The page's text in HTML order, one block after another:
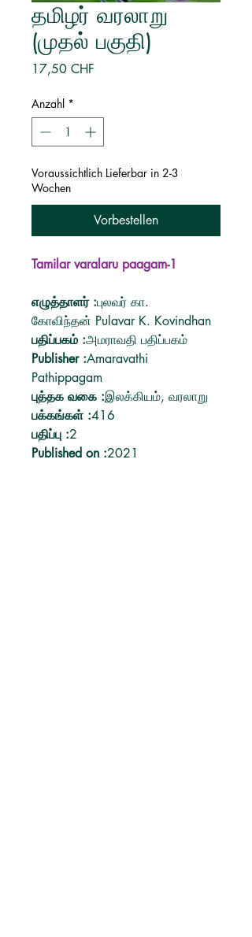
தமிழர் வரலாறு
(முதல் பகுதி)
17,50 CHF
Anzahl *
Voraussichtlich Lieferbar in 2-3
Wochen
Vorbestellen
Tamilar varalaru paagam-1
எழுத்தாளர் :புலவர் கா.
கோவிந்தன் Pulavar K. Kovindhan
பதிப்பகம் :அமராவதி பதிப்பகம்
Publisher :Amaravathi
Pathippagam
புத்தக வகை :இலக்கியம், வரலாறு
பக்கங்கள் :416
பதிப்பு :2
Published on :2021